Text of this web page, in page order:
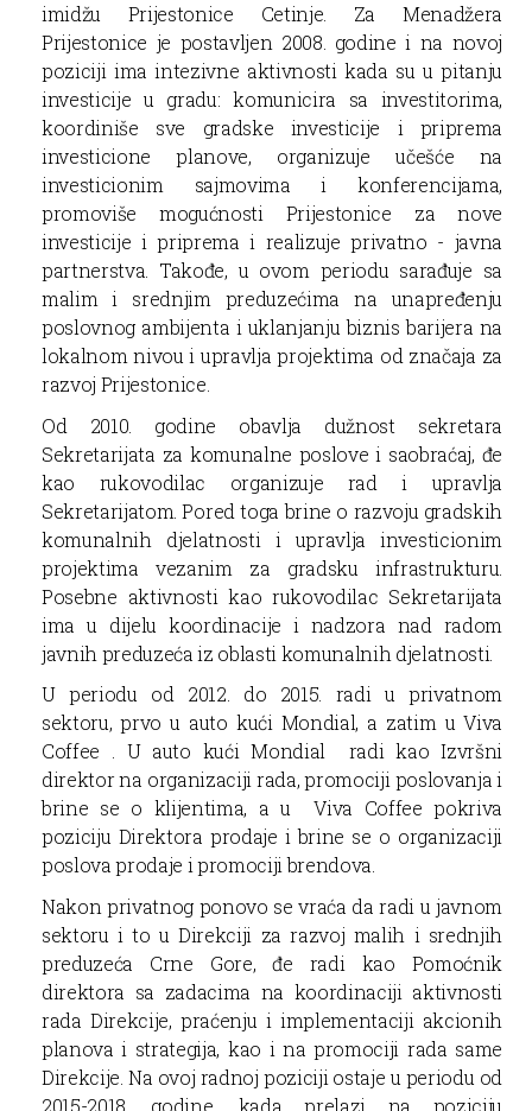
imidžu Prijestonice Cetinje. Za Menadžera
Prijestonice je postavljen 2008. godine i na novoj
poziciji ima intezivne aktivnosti kada su u pitanju
investicije u gradu: komunicira sa investitorima,
koordiniše sve gradske investicije i priprema
investicione planove, organizuje učešće na
investicionim sajmovima i konferencijama,
promoviše mogućnosti Prijestonice za nove
investicije i priprema i realizuje privatno - javna
partnerstva. Takođe, u ovom periodu sarađuje sa
malim i srednjim preduzećima na unapređenju
poslovnog ambijenta i uklanjanju biznis barijera na
lokalnom nivou i upravlja projektima od značaja za
razvoj Prijestonice.
Od 2010. godine obavlja dužnost sekretara
Sekretarijata za komunalne poslove i saobraćaj, đe
kao rukovodilac organizuje rad i upravlja
Sekretarijatom. Pored toga brine o razvoju gradskih
komunalnih djelatnosti i upravlja investicionim
projektima vezanim za gradsku infrastrukturu.
Posebne aktivnosti kao rukovodilac Sekretarijata
ima u dijelu koordinacije i nadzora nad radom
javnih preduzeća iz oblasti komunalnih djelatnosti.
U periodu od 2012. do 2015. radi u privatnom
sektoru, prvo u auto kući Mondial, a zatim u Viva
Coffee . U auto kući Mondial radi kao Izvršni
direktor na organizaciji rada, promociji poslovanja i
brine se o klijentima, a u Viva Coffee pokriva
poziciju Direktora prodaje i brine se o organizaciji
poslova prodaje i promociji brendova.
Nakon privatnog ponovo se vraća da radi u javnom
sektoru i to u Direkciji za razvoj malih i srednjih
preduzeća Crne Gore, đe radi kao Pomoćnik
direktora sa zadacima na koordinaciji aktivnosti
rada Direkcije, praćenju i implementaciji akcionih
planova i strategija, kao i na promociji rada same
Direkcije. Na ovoj radnoj poziciji ostaje u periodu od
2015-2018. godine, kada prelazi na poziciju